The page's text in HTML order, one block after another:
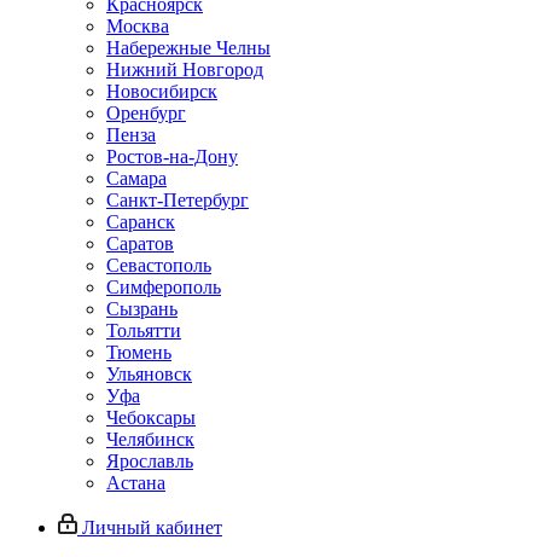
Красноярск
Москва
Набережные Челны
Нижний Новгород
Новосибирск
Оренбург
Пенза
Ростов-на-Дону
Самара
Санкт-Петербург
Саранск
Саратов
Севастополь
Симферополь
Сызрань
Тольятти
Тюмень
Ульяновск
Уфа
Чебоксары
Челябинск
Ярославль
Астана
Личный кабинет